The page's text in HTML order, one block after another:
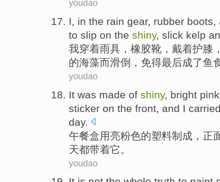
youdao
I, in the rain gear, rubber boots,
to slip on the shiny, slick kelp
我穿着雨具， 橡胶靴 ，戴着护膝
的海藻而滑倒，免得最后成了鱼
youdao
It was made of shiny, bright pink
sticker on the front , and I
day.
午餐盒用亮粉色的塑料制成 ， 正
天都带着它 。
youdao